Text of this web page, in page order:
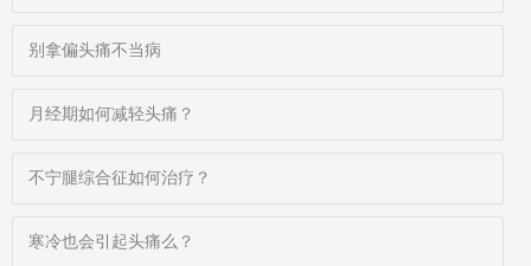
别拿偏头痛不当病
月经期如何减轻头痛？
不宁腿综合征如何治疗？
寒冷也会引起头痛么？